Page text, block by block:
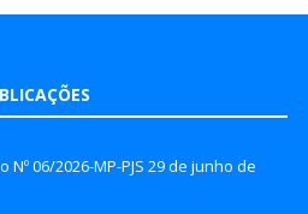
06/2026-MP-PJS 29 de junho de